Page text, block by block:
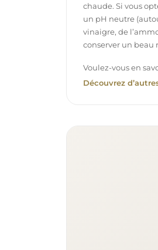
chaude. Si vous
un pH neutre
vinaigre, de
conserver un beau
Voulez-vous en
Découvrez